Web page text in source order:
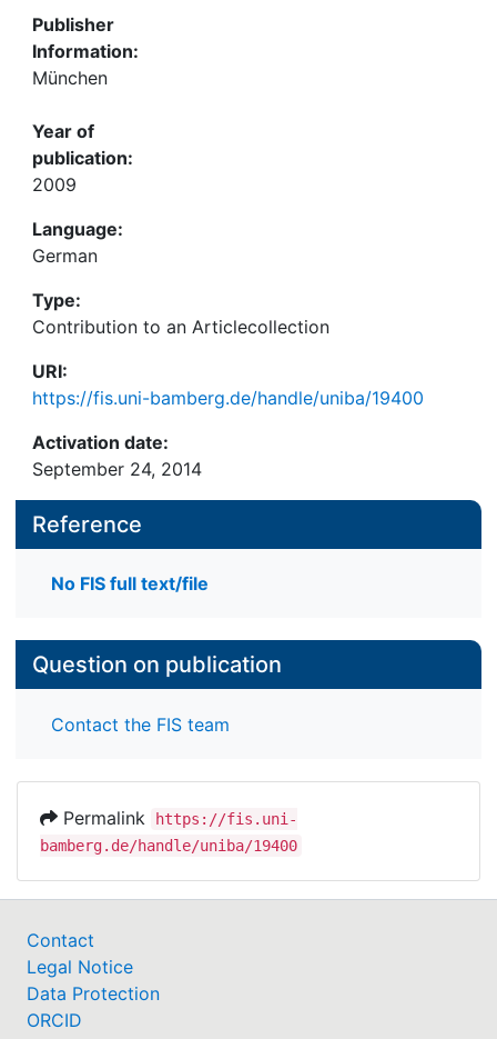
Publisher
Information:
München
Year of
publication:
2009
Language:
German
Type:
Contribution to an Articlecollection
URI:
https://fis.uni-bamberg.de/handle/uniba/19400
Activation date:
September 24, 2014
Reference
No FIS full text/file
Question on publication
Contact the FIS team
Permalink
https://fis.uni-
bamberg.de/handle/uniba/19400
Contact
Legal Notice
Data Protection
ORCID